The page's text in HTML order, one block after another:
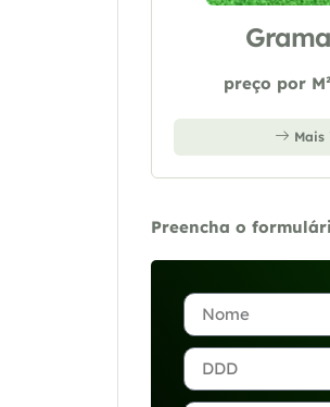
preço por
Mais
Preencha o